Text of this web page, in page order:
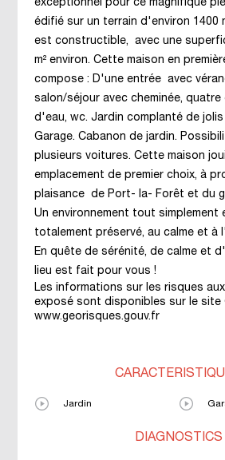
exceptionnel pour ce magnifique
édifié sur un terrain d'environ 1400
est constructible, avec une
m² environ. Cette maison en
compose : D'une entrée avec
salon/séjour avec cheminée, quatre
d'eau, wc. Jardin complanté de
Garage. Cabanon de jardin.
plusieurs voitures. Cette maison
emplacement de premier choix, à
plaisance de Port- la- Forêt et du
Un environnement tout simplement
totalement préservé, au calme et à
En quête de sérénité, de calme et
lieu est fait pour vous !
Les informations sur les risques
exposé sont disponibles sur le site
www.georisques.gouv.fr
Jardin
DIAGNOSTICS